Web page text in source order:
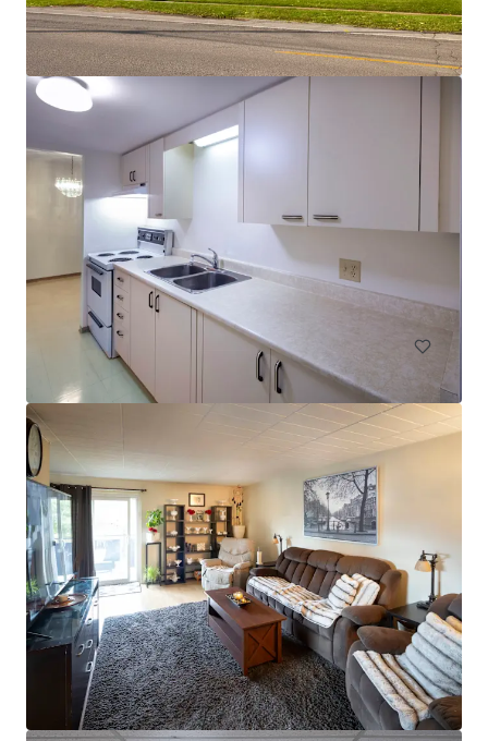
Legacy Tower
2720 College Avenue, Regina, SK, S4T 1T9, CA
78 单元
居住/多户住宅 已签合同
Les Résidences André-Laurendeau - 1300 Ducas, Lasalle
1300 Rue Ducas, Montréal, QC, H8N 3B7, CA